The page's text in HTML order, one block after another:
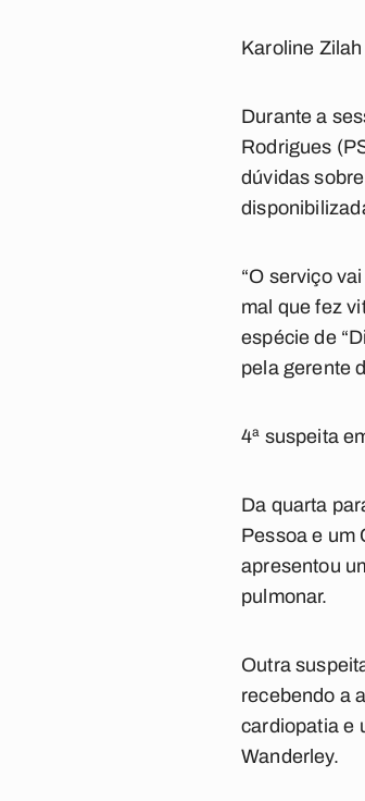
Karoline Zilah
Durante a
Rodrigues
dúvidas
“O serviço
mal que fez
espécie de
pela gerente
4ª suspeita
Da quarta
Pessoa e um
apresentou
pulmonar.
Outra
recebendo a
cardiopatia e
Wanderley.